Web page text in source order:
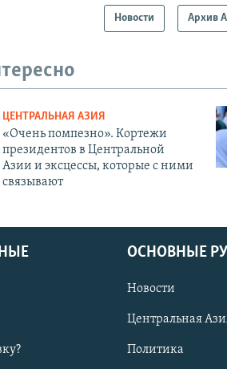
Новости Архив
ЦЕНТРАЛЬНАЯ АЗИЯ
«Очень помпезно». Кортежи
президентов в Центральной
Азии и эксцессы, которые с ними
связывают
ОСНОВНЫЕ
Новости
Центральная
Политика